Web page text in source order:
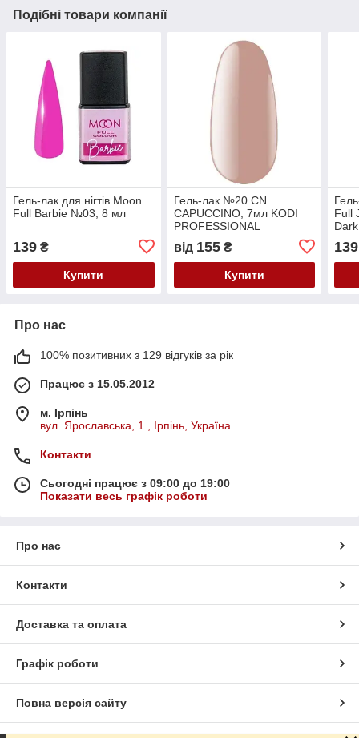
Подібні товари компанії
Гель-лак для нігтів Moon
Full Barbie №03, 8 мл
139 ₴
Купити
Гель-лак №20 CN
CAPUCCINO, 7мл KODI
PROFESSIONAL
від 155₴
Купити
Full
139
Про нас
100% позитивних з 129 відгуків за рік
Працює з 15.05.2012
м. Ірпінь
вул. Ярославська, 1 , Ірпінь, Україна
Контакти
Сьогодні працює з 09:00 до 19:00
Показати весь графік роботи
Про нас
Контакти
Доставка та оплата
Графік роботи
Повна версія сайту